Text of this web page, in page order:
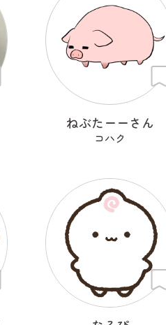
ねぶたーーさん
コハク